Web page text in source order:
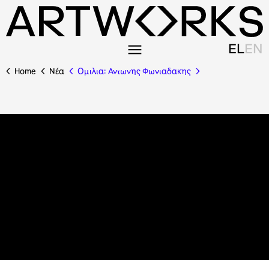
ELEN
Home Nέα Ομιλια: Αντωνης Φωνιαδακης